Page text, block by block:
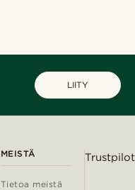
LIITY
MEISTÄ
Tietoa meistä
Trustpilot